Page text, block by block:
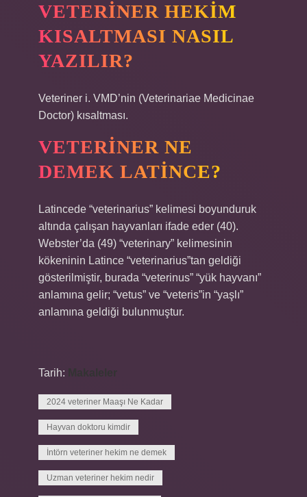
VETERINER HEKIM
KISALTMASI NASIL
YAZILIR?
Veteriner i. VMD’nin (Veterinariae Medicinae
Doctor) kısaltması.
VETERINER NE
DEMEK LATINCE?
Latincede “veterinarius” kelimesi boyunduruk
altında çalışan hayvanları ifade eder (40).
Webster’da (49) “veterinary” kelimesinin
kökeninin Latince “veterinarius”tan geldiği
gösterilmiştir, burada “veterinus” “yük hayvanı”
anlamına gelir; “vetus” ve “veteris”in “yaşlı”
anlamına geldiği bulunmuştur.
Tarih:
2024 veteriner Maaşı Ne Kadar
Hayvan doktoru kimdir
İntörn veteriner hekim ne demek
Uzman veteriner hekim nedir